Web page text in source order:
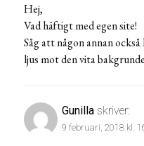
Hej,
Vad häftigt med egen site!
Såg att någon annan
ljus mot den vita
Gunilla skriver:
9 februari, 2018 kl.